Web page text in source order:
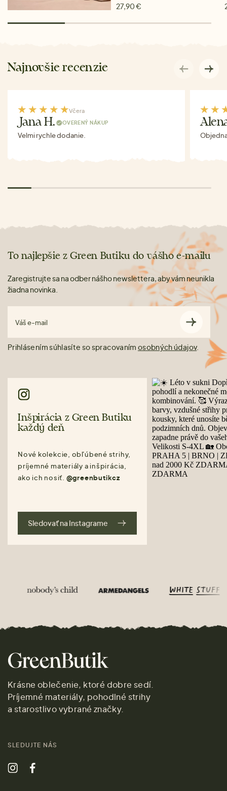
27,90 €
Najnovšie recenzie
Včera
Jana H. OVERENÝ NÁKUP
Velmi rychle dodanie.
To najlepšie z Green Butiku do vášho e-mailu
Zaregistrujte sa na odber nášho newslettera, aby vám neunikla
žiadna novinka.
Váš e-mail
Prihlásením súhlasíte so spracovaním osobných údajov.
Inšpirácia z Green Butiku
každý deň
Nové kolekcie, obľúbené strihy,
príjemné materiály a inšpirácia,
ako ich nosiť. @greenbutikcz
Sledovať na Instagrame
Krásne oblečenie, ktoré dobre sedí.
Príjemné materiály, pohodlné strihy
a starostlivo vybrané značky.
SLEDUJTE NÁS